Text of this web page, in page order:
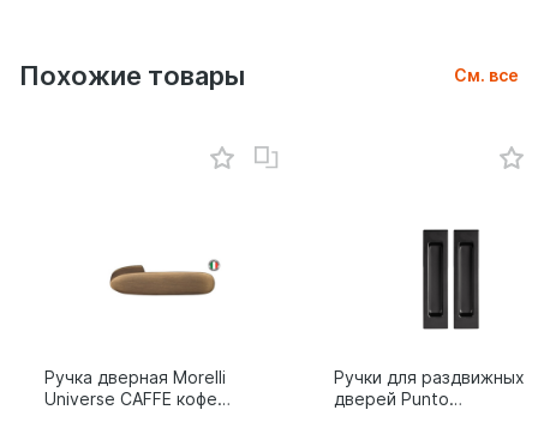
Похожие товары См. все
Ручка дверная Morelli
Universe CAFFE кофе
Ручки для раздвижных
дверей Punto